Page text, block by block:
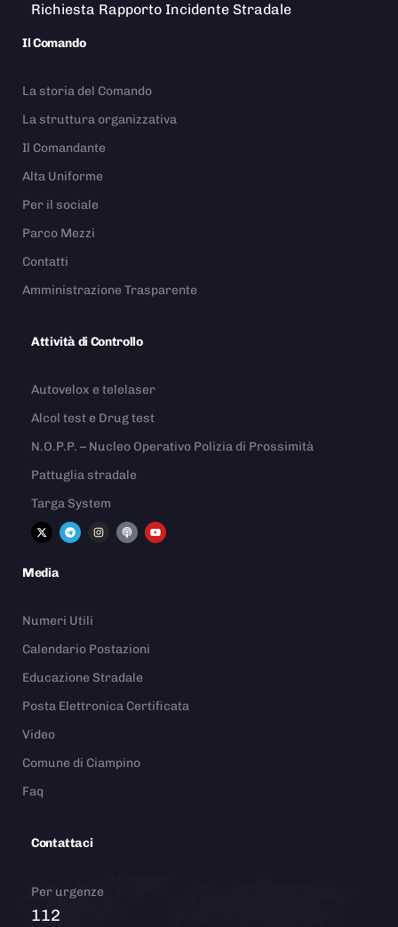
Richiesta Rapporto Incidente Stradale
Il Comando
La storia del Comando
La struttura organizzativa
Il Comandante
Alta Uniforme
Per il sociale
Parco Mezzi
Contatti
Amministrazione Trasparente
Attività di Controllo
Autovelox e telelaser
Alcol test e Drug test
N.O.P.P. – Nucleo Operativo Polizia di Prossimità
Pattuglia stradale
Targa System
Media
Numeri Utili
Calendario Postazioni
Educazione Stradale
Posta Elettronica Certificata
Video
Comune di Ciampino
Faq
Contattaci
Per urgenze
112